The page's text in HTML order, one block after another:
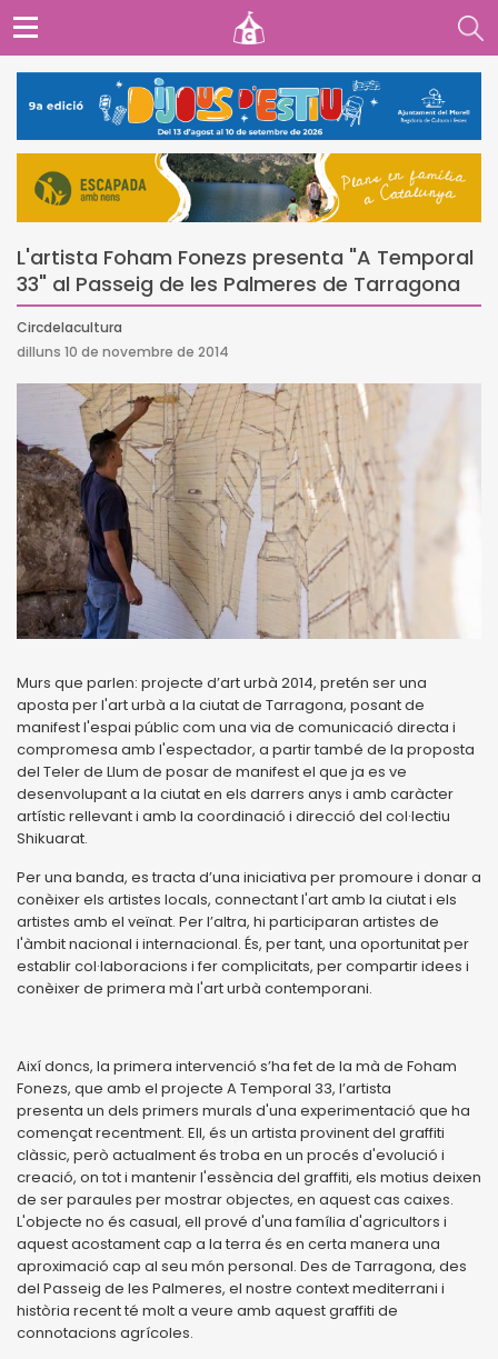
L'artista Foham Fonezs presenta "A Temporal
33" al Passeig de les Palmeres de Tarragona
Circdelacultura
dilluns 10 de novembre de 2014
Murs que parlen: projecte d’art urbà 2014, pretén ser una
aposta per l'art urbà a la ciutat de Tarragona, posant de
manifest l'espai públic com una via de comunicació directa i
compromesa amb l'espectador, a partir també de la proposta
del Teler de Llum de posar de manifest el que ja es ve
desenvolupant a la ciutat en els darrers anys i amb caràcter
artístic rellevant i amb la coordinació i direcció del col·lectiu
Shikuarat.
Per una banda, es tracta d’una iniciativa per promoure i donar a
conèixer els artistes locals, connectant l'art amb la ciutat i els
artistes amb el veïnat. Per l’altra, hi participaran artistes de
l'àmbit nacional i internacional. És, per tant, una oportunitat per
establir col·laboracions i fer complicitats, per compartir idees i
conèixer de primera mà l'art urbà contemporani.
Així doncs, la primera intervenció s’ha fet de la mà de Foham
Fonezs, que amb el projecte A Temporal 33, l’artista
presenta un dels primers murals d'una experimentació que ha
començat recentment. Ell, és un artista provinent del graffiti
clàssic, però actualment és troba en un procés d'evolució i
creació, on tot i mantenir l'essència del graffiti, els motius deixen
de ser paraules per mostrar objectes, en aquest cas caixes.
L'objecte no és casual, ell prové d'una família d'agricultors i
aquest acostament cap a la terra és en certa manera una
aproximació cap al seu món personal. Des de Tarragona, des
del Passeig de les Palmeres, el nostre context mediterrani i
història recent té molt a veure amb aquest graffiti de
connotacions agrícoles.